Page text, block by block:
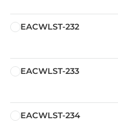
EACWLST-232
EACWLST-233
EACWLST-234